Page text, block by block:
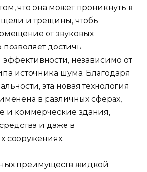
что она может проникнуть в
и трещины, чтобы
от звуковых
позволяет достичь
независимо от
источника шума. Благодаря
эта новая технология
в различных сферах,
и коммерческие здания,
и даже в
сооружениях.
преимуществ жидкой